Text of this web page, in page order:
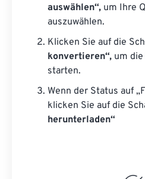
auswählen“, um Ihre
auszuwählen.
Klicken Sie auf die
konvertieren“, um
starten.
Wenn der Status auf
klicken Sie auf die
herunterladen“